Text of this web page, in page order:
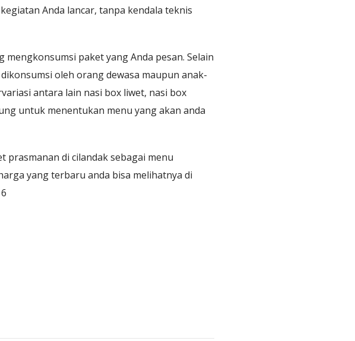
Anda lancar, tanpa kendala teknis
paket yang Anda pesan. Selain
oleh orang dewasa maupun anak-
antara lain nasi box liwet, nasi box
untuk menentukan menu yang akan anda
prasmanan di cilandak sebagai menu
yang terbaru anda bisa melihatnya di